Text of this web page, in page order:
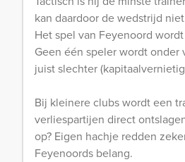
kan daardoor de wedstrijd
Het spel van Feyenoord
Geen één speler wordt onder
juist slechter
Bij kleinere clubs wordt een
verliespartijen direct
op? Eigen hachje redden
Feyenoords belang.